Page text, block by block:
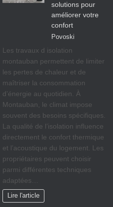
solutions pour
améliorer votre
confort
Povoski
Les travaux d isolation
montauban permettent de limiter
les pertes de chaleur et de
maîtriser la consommation
d’énergie au quotidien. À
Montauban, le climat impose
souvent des besoins spécifiques.
La qualité de l’isolation influence
directement le confort thermique
et l’acoustique du logement. Les
propriétaires peuvent choisir
parmi différentes techniques
adaptées…
Lire l'article